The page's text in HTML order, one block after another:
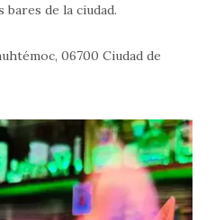
de la ciudad.
06700 Ciudad de